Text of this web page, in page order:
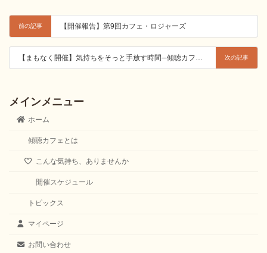
前の記事 【開催報告】第9回カフェ・ロジャーズ
次の記事
【まもなく開催】気持ちをそっと手放す時間─傾聴カフェ〈死別・喪失編〉─
メインメニュー
ホーム
傾聴カフェとは
こんな気持ち、ありませんか
開催スケジュール
トピックス
マイページ
お問い合わせ